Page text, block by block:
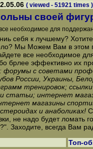
( viewed - 51921 times )
своей
необходимое для
себя к лучшему?
Мы Можем Вам в этом
все необходимое
брлее эффективно их
с советами
России, Украины,
тренировок;
и статьи; интернет
магазины
и анаболиках!С
не надо будет ломать
Заходите, всегда Вам
Топ-